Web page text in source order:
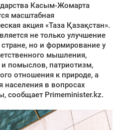
Касым-Жомарта
масштабная
акция «Таза Қазақстан».
не только улучшение
но и формирование у
мышления,
помыслов, патриотизм,
отношения к природе, а
населения в вопросах
сообщает Primeminister.kz.